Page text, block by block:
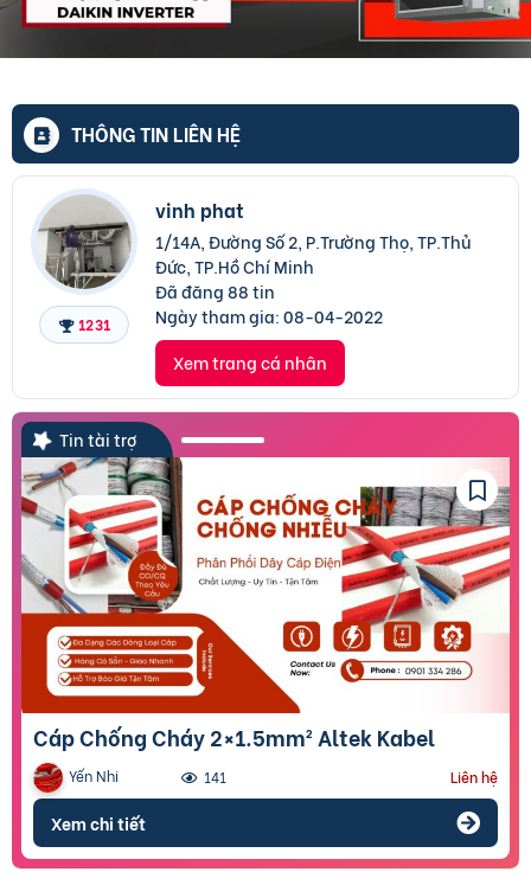
THÔNG TIN LIÊN HỆ
1231
vinh phat
1/14A, Đường Số 2, P.Trường Thọ, TP.Thủ
Đức, TP.Hồ Chí Minh
Đã đăng 88 tin
Ngày tham gia:08-04-2022
Xem trang cá nhân
Tin tài trợ
Cáp Chống Cháy 2×1.5mm² Altek Kabel
Yến Nhi 141 Liên hệ
Xem chi tiết